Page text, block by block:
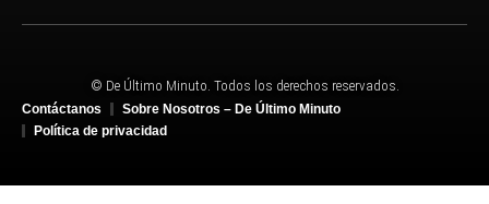
© De Último Minuto. Todos los derechos reservados.
Contáctanos
Sobre Nosotros – De Último Minuto
Política de privacidad